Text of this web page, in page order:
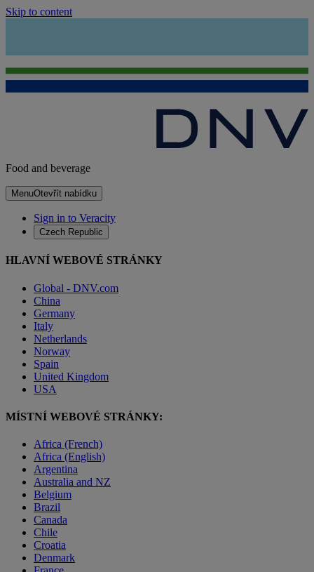
Skip to content
Food and beverage
MenuOtevřít nabídku
Sign in to Veracity
Czech Republic
HLAVNÍ WEBOVÉ STRÁNKY
Global - DNV.com
China
Germany
Italy
Netherlands
Norway
Spain
United Kingdom
USA
MÍSTNÍ WEBOVÉ STRÁNKY:
Africa (French)
Africa (English)
Argentina
Australia and NZ
Belgium
Brazil
Canada
Chile
Croatia
Denmark